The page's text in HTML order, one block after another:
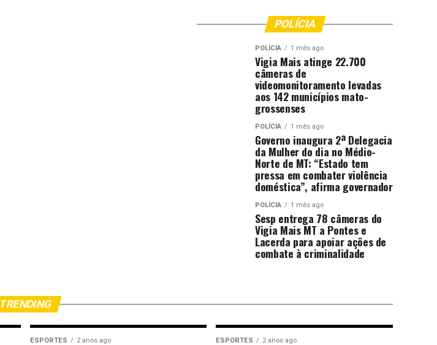
POLÍCIA
POLÍCIA 1 mês ago
Vigia Mais atinge 22.700
câmeras de
videomonitoramento levadas
aos 142 municípios mato-
grossenses
POLÍCIA 1 mês ago
Governo inaugura 2ª Delegacia
da Mulher do dia no Médio-
Norte de MT: “Estado tem
pressa em combater violência
doméstica”, afirma governador
POLÍCIA 1 mês ago
Sesp entrega 78 câmeras do
Vigia Mais MT a Pontes e
Lacerda para apoiar ações de
combate à criminalidade
TRENDING
ESPORTES 2 anos ago ESPORTES 2 anos ago